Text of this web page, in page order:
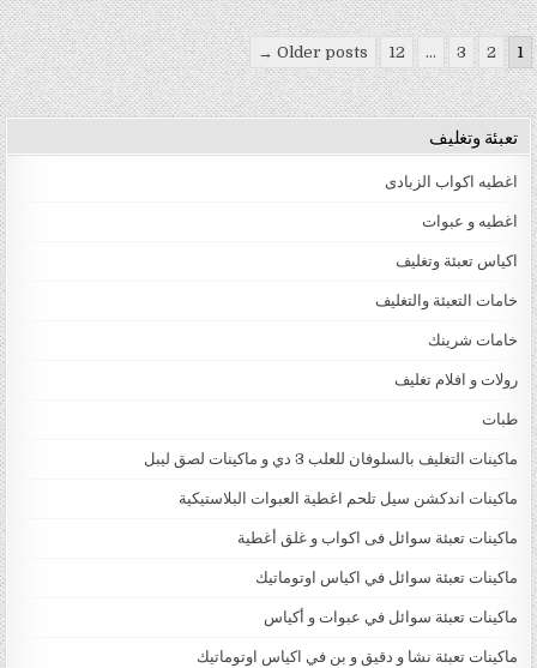
تعدد صفحات المقالات
1
2
3
…
12
Older posts →
تعبئة وتغليف
اغطيه اكواب الزبادى
اغطيه و عبوات
اكياس تعبئة وتغليف
خامات التعبئة والتغليف
خامات شرينك
رولات و افلام تغليف
طبات
ماكينات التغليف بالسلوفان للعلب 3 دي و ماكينات لصق ليبل
ماكينات اندكشن سيل تلحم اغطية العبوات البلاستيكية
ماكينات تعبئة سوائل فى اكواب و غلق أغطية
ماكينات تعبئة سوائل في اكياس اوتوماتيك
ماكينات تعبئة سوائل في عبوات و أكياس
ماكينات تعبئة نشا و دقيق و بن في اكياس اوتوماتيك